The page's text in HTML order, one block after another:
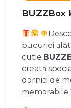
BUZZBox
bucuriei
cutie
creată
dornici de
memorabile